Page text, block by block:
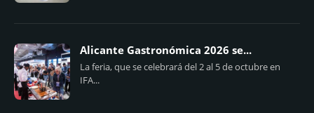
Alicante Gastronómica 2026 se...
La feria, que se celebrará del 2 al 5 de octubre en
IFA...